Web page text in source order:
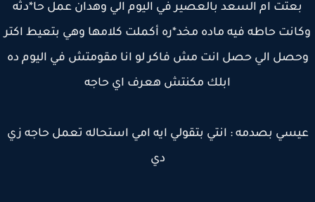
بعتت ام السعد بالعصير في اليوم الي وهدان عمل حا*دثه
حاطه فيه ماده مخد*ره أكملت كلامها وهي بتعيط اكتر
الي حصل انت مش فاكر لو انا مقومتش في اليوم ده
ابلك مكنتش هعرف اي حاجه
بصدمه : انتي بتقولي ايه امي استحاله تعمل حاجه زي
دي